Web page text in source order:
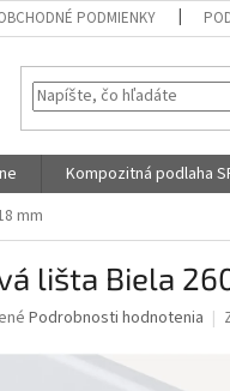
PODMIENKY
Kompozitná podlaha
mm
lišta Biela
Podrobnosti hodnotenia